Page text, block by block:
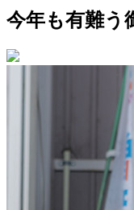
今年も有難う